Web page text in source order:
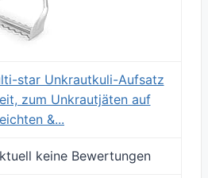
star Unkrautkuli-Aufsatz
zum Unkrautjäten auf
&...
keine Bewertungen